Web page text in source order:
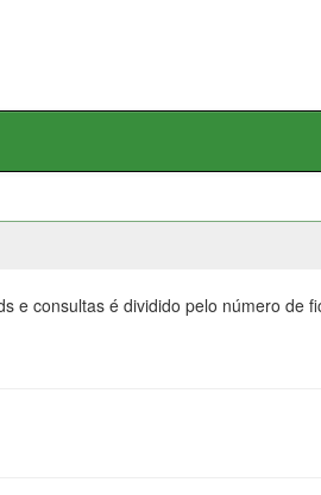
e consultas é dividido pelo número de